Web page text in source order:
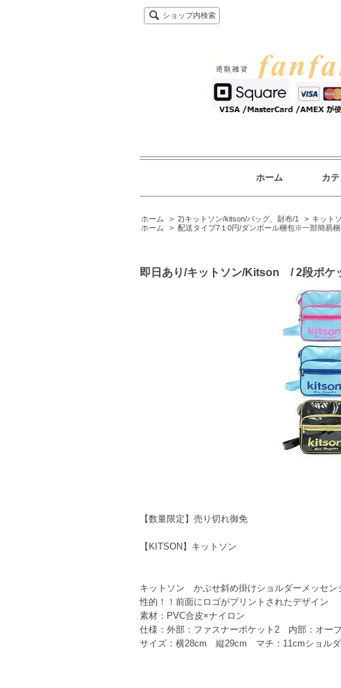
ショップ内検索
ホーム カ
ホーム > 2)キットソン/kitson/バッグ、財布/1 > キット
ホーム
> 配送タイプ7１0円/ダンボール梱包※一部簡易
即日あり/キットソン/Kitson / 2段ポケ
【数量限定】売り切れ御免
【KITSON】キットソン
キットソン かぶせ斜め掛けショルダーメッセン
性的！！前面にロゴがプリントされたデザイン
素材：PVC合皮×ナイロン
仕様：外部：ファスナーポケット2 内部：オ
サイズ：横28cm 縦29cm マチ：11cmショル